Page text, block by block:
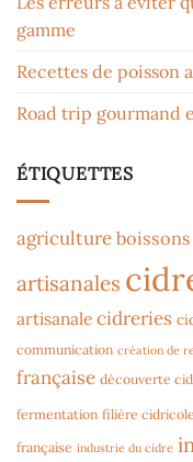
gamme
Recettes de poisson
Road trip gourmand
ÉTIQUETTES
agriculture boissons
artisanales
artisanale cidreries
communication création de
française découverte
fermentation filière cidricole
française industrie du cidre